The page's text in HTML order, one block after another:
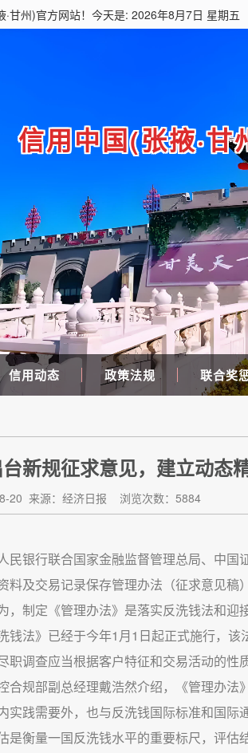
·甘州)官方网站！今天是: 2026年8月7日 星期五
信用中国(张掖·甘
信用动态 政策法规 联合奖
新规征求意见，建立动态
20 来源：经济日报 浏览次数：5884
民银行联合国家金融监督管理总局、中
料及交易记录保存管理办法（征求意见稿
，制定《管理办法》是落实反洗钱法和
钱法》已经于今年1月1日起正式施行，
职调查应当根据客户特征和交易活动的性
合规部副总经理戴浩然介绍，《管理办
实践需要外，也与反洗钱国际标准和国
是衡量一国反洗钱水平的重要标尺，评